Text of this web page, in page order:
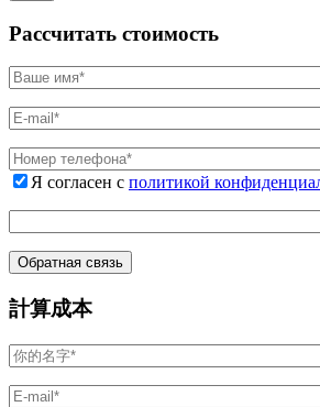
Рассчитать стоимость
Я согласен с политикой
計算成本